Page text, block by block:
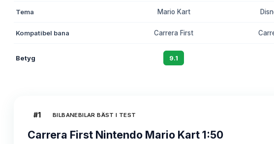
Tema Mario Kart
Kompatibel bana Carrera First
Betyg 9.1
#1 BILBANEBILAR BÄST I TEST
Carrera First Nintendo Mario Kart 1:50